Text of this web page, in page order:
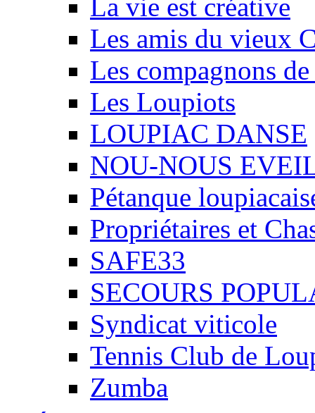
La vie est créative
Les amis du vieux
Les compagnons
Les Loupiots
LOUPIAC DANSE
NOU-NOUS
Pétanque
Propriétaires et
SAFE33
SECOURS
Syndicat viticole
Tennis Club de
Zumba